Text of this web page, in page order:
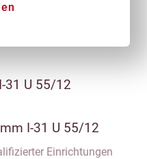
31 U 55/12
I-31 U 55/12
Einrichtungen